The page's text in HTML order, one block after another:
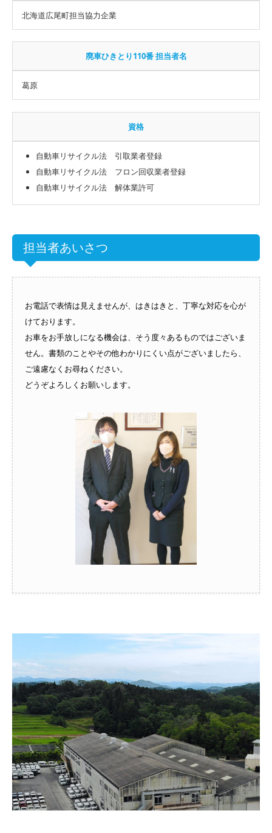
北海道広尾町担当協力企業
廃車ひきとり110番 担当者名
葛原
資格
自動車リサイクル法 引取業者登録
自動車リサイクル法 フロン回収業者登録
自動車リサイクル法 解体業許可
担当者あいさつ
お電話で表情は見えませんが、はきはきと、丁寧な対応を心が
けております。
お車をお手放しになる機会は、そう度々あるものではございま
せん。書類のことやその他わかりにくい点がございましたら、
ご遠慮なくお尋ねください。
どうぞよろしくお願いします。